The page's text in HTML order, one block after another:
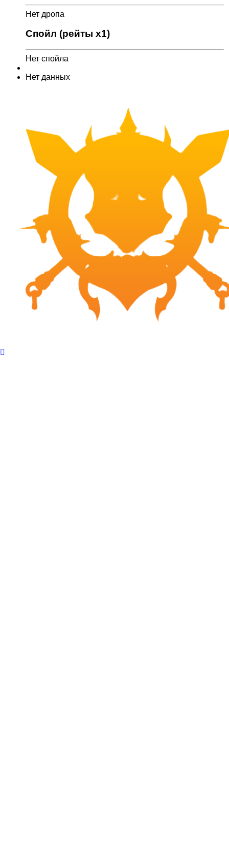
Нет дропа
Спойл (рейты x1)
Нет спойла
Нет данных